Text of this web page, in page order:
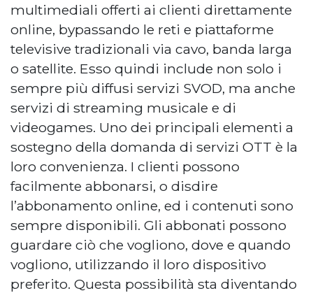
multimediali offerti ai clienti direttamente
online, bypassando le reti e piattaforme
televisive tradizionali via cavo, banda larga
o satellite. Esso quindi include non solo i
sempre più diffusi servizi SVOD, ma anche
servizi di streaming musicale e di
videogames. Uno dei principali elementi a
sostegno della domanda di servizi OTT è la
loro convenienza. I clienti possono
facilmente abbonarsi, o disdire
l’abbonamento online, ed i contenuti sono
sempre disponibili. Gli abbonati possono
guardare ciò che vogliono, dove e quando
vogliono, utilizzando il loro dispositivo
preferito. Questa possibilità sta diventando